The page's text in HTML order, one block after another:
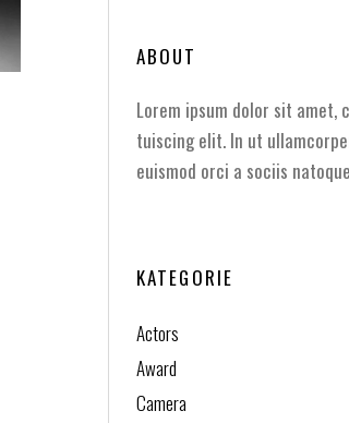
ABOUT
Lorem ipsum dolor sit amet,
tuiscing elit. In ut
euismod orci a sociis natoque
KATEGORIE
Actors
Award
Camera